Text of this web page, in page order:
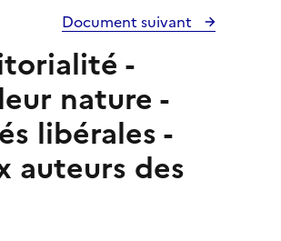
Document suivant
-
nature -
libérales -
auteurs des